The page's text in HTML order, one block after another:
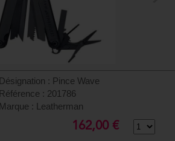
Désignation : Pince Wave
Référence : 201786
Marque : Leatherman
162,00 €